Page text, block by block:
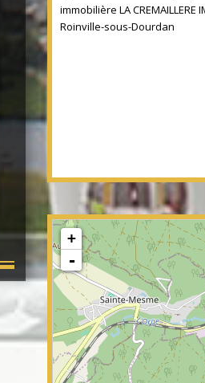
immobilière LA CREMAILLERE
Roinville-sous-Dourdan
+
-